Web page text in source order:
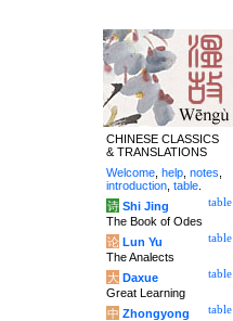
CHINESE CLASSICS
& TRANSLATIONS
Welcome help notes
introduction table
table
诗 Shi Jing
The Book of Odes
table
论 Lun Yu
The Analects
table
大 Daxue
Great Learning
table
中 Zhongyong